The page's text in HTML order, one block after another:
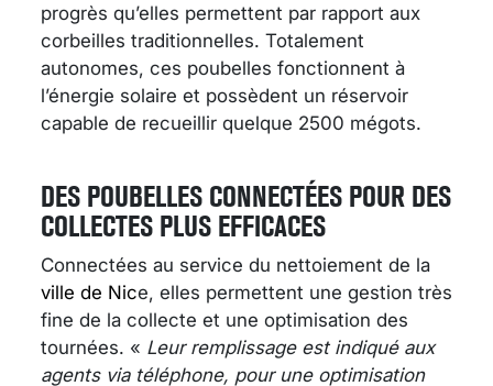
progrès qu’elles permettent par rapport aux
corbeilles traditionnelles. Totalement
autonomes, ces poubelles fonctionnent à
l’énergie solaire et possèdent un réservoir
capable de recueillir quelque 2500 mégots.
DES POUBELLES CONNECTÉES POUR DES
COLLECTES PLUS EFFICACES
Connectées au service du nettoiement de la
ville de Nice, elles permettent une gestion très
fine de la collecte et une optimisation des
tournées. « Leur remplissage est indiqué aux
agents via téléphone, pour une optimisation